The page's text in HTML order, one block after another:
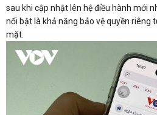
sau khi cập nhật lên hệ điều hành mới
nổi bật là khả năng bảo vệ quyền riêng
mặt.